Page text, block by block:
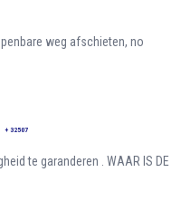
weg afschieten, no
+ 32507
te garanderen . WAAR IS DE